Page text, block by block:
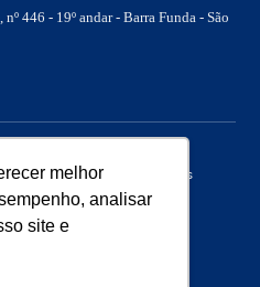
melhor
analisar
site e
446 - 19º andar - Barra Funda - São
Soluções – Todos os direitos